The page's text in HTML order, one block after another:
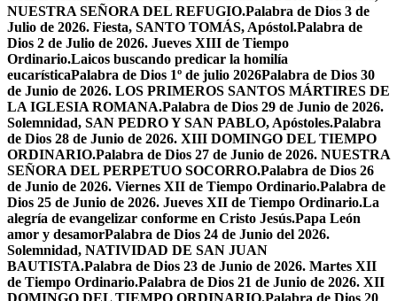
NUESTRA SEÑORA DEL REFUGIO.Palabra de Dios 3 de
Julio de 2026. Fiesta, SANTO TOMÁS, Apóstol.Palabra de
Dios 2 de Julio de 2026. Jueves XIII de Tiempo
Ordinario.Laicos buscando predicar la homilía
eucarísticaPalabra de Dios 1º de julio 2026Palabra de Dios 30
de Junio de 2026. LOS PRIMEROS SANTOS MÁRTIRES DE
LA IGLESIA ROMANA.Palabra de Dios 29 de Junio de 2026.
Solemnidad, SAN PEDRO Y SAN PABLO, Apóstoles.Palabra
de Dios 28 de Junio de 2026. XIII DOMINGO DEL TIEMPO
ORDINARIO.Palabra de Dios 27 de Junio de 2026. NUESTRA
SEÑORA DEL PERPETUO SOCORRO.Palabra de Dios 26
de Junio de 2026. Viernes XII de Tiempo Ordinario.Palabra de
Dios 25 de Junio de 2026. Jueves XII de Tiempo Ordinario.La
alegría de evangelizar conforme en Cristo Jesús.Papa León
amor y desamorPalabra de Dios 24 de Junio del 2026.
Solemnidad, NATIVIDAD DE SAN JUAN
BAUTISTA.Palabra de Dios 23 de Junio de 2026. Martes XII
de Tiempo Ordinario.Palabra de Dios 21 de Junio de 2026. XII